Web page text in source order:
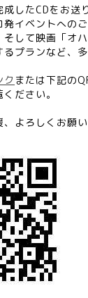
成したCDをお送
発イベントへの
そして映画「オ
プランなど、
ク または下記の
ださい。
よろしくお願い